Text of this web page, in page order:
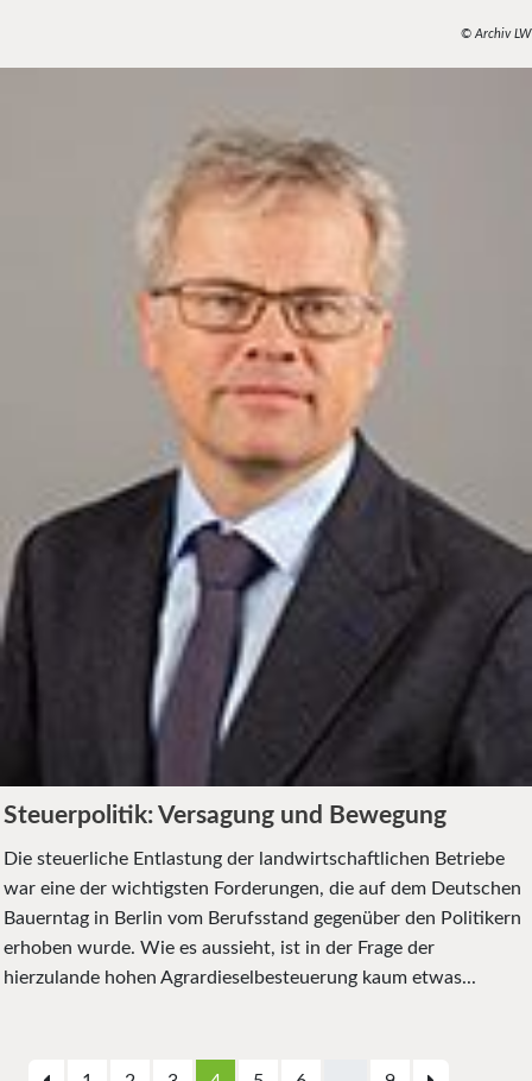
© Archiv LW
Steuerpolitik: Versagung und Bewegung
Die steuerliche Entlastung der landwirtschaftlichen Betriebe
war eine der wichtigsten Forderungen, die auf dem Deutschen
Bauerntag in Berlin vom Berufsstand gegenüber den Politikern
erhoben wurde. Wie es aussieht, ist in der Frage der
hierzulande hohen Agrardieselbesteuerung kaum etwas...